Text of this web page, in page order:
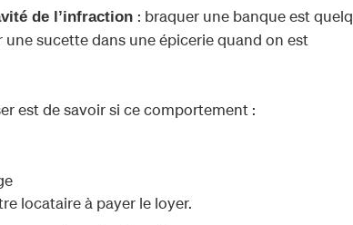
de l’infraction : braquer une banque est
sucette dans une épicerie quand on est
est de savoir si ce comportement :
locataire à payer le loyer.